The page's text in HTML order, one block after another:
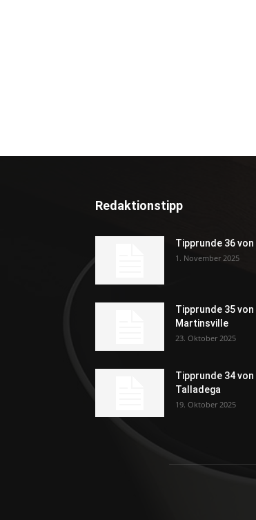
Redaktionstipp
Tipprunde 36 von
1. November 2025
Tipprunde 35 von
Martinsville
23. Oktober 2025
Tipprunde 34 von
Talladega
19. Oktober 2025